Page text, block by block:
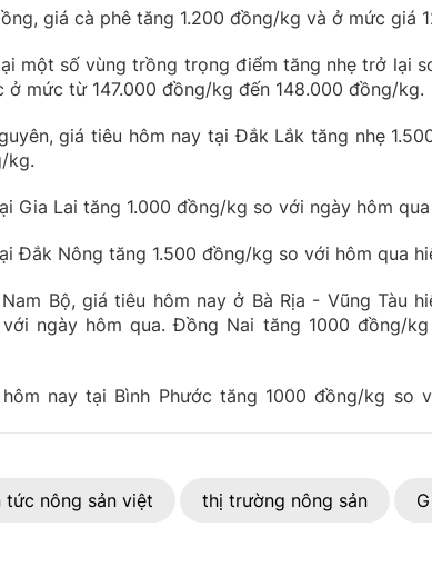
giá cà phê tăng 1.200 đồng/kg và ở mức giá
một số vùng trồng trọng điểm tăng nhẹ trở lại
ở mức từ 147.000 đồng/kg đến 148.000 đồng/kg.
giá tiêu hôm nay tại Đắk Lắk tăng nhẹ
kg.
Gia Lai tăng 1.000 đồng/kg so với ngày hôm
Đắk Nông tăng 1.500 đồng/kg so với hôm qua
Bộ, giá tiêu hôm nay ở Bà Rịa - Vũng Tàu
ngày hôm qua. Đồng Nai tăng 1000 đồng/
nay tại Bình Phước tăng 1000 đồng/kg so
tức nông sản việt thị trường nông sản